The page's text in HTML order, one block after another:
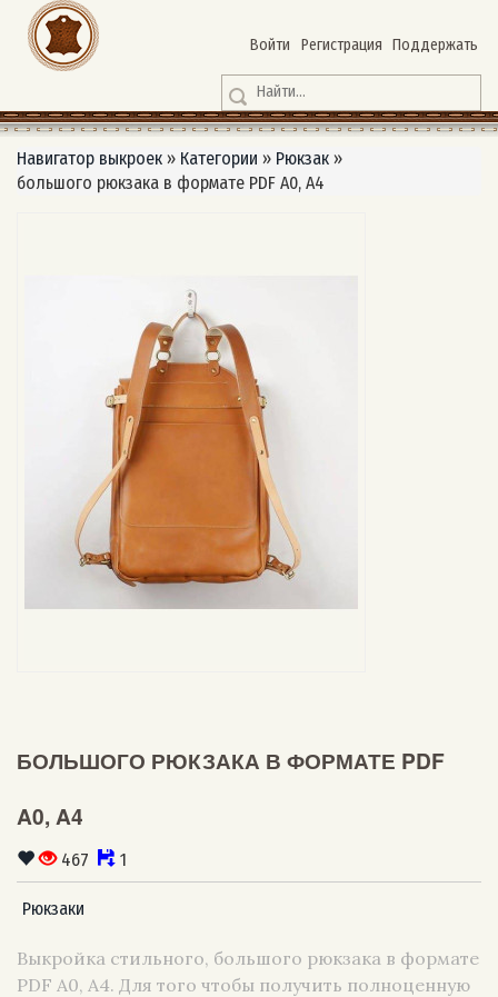
Войти Регистрация Поддержать
Навигатор выкроек » Категории » Рюкзак »
большого рюкзака в формате PDF A0, A4
БОЛЬШОГО РЮКЗАКА В ФОРМАТЕ PDF
A0, A4
467 1
Рюкзаки
Выкройка стильного, большого рюкзака в формате
PDF A0, A4. Для того чтобы получить полноценную